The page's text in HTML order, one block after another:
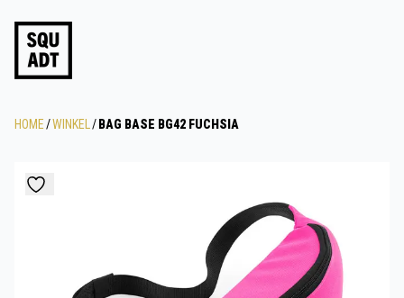
HOME/WINKEL / BAG BASE BG42 FUCHSIA